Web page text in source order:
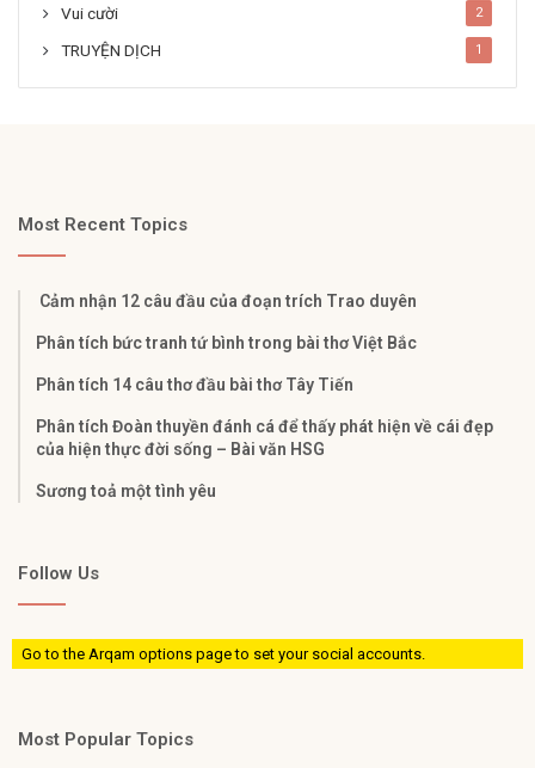
Vui cười 2
TRUYỆN DỊCH 1
Most Recent Topics
Cảm nhận 12 câu đầu của đoạn trích Trao duyên
Phân tích bức tranh tứ bình trong bài thơ Việt Bắc
Phân tích 14 câu thơ đầu bài thơ Tây Tiến
Phân tích Đoàn thuyền đánh cá để thấy phát hiện về cái đẹp
của hiện thực đời sống – Bài văn HSG
Sương toả một tình yêu
Follow Us
Go to the Arqam options page to set your social accounts.
Most Popular Topics